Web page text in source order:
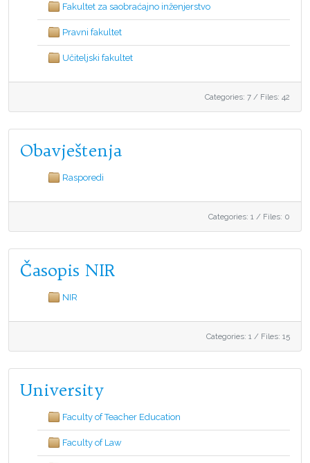
Fakultet za saobraćajno inženjerstvo
Pravni fakultet
Učiteljski fakultet
Categories: 7 / Files: 42
Obavještenja
Rasporedi
Categories: 1 / Files: 0
Časopis NIR
NIR
Categories: 1 / Files: 15
University
Faculty of Teacher Education
Faculty of Law